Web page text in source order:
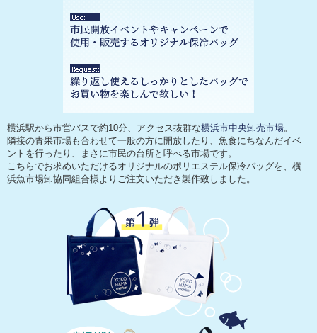
横浜駅から市営バスで約10分、アクセス抜群な横浜市中央卸売市場。
隣接の青果市場も合わせて一般の方に開放したり、魚食にちなんだイベ
ントを行ったり、まさに市民の台所と呼べる市場です。
こちらでお求めいただけるオリジナルのポリエステル保冷バッグを、横
浜魚市場卸協同組合様よりご注文いただき製作致しました。